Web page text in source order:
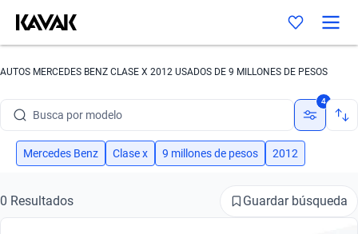
AUTOS MERCEDES BENZ CLASE X 2012 USADOS DE 9 MILLONES DE PESOS
Busca por modelo
Busca por versión
Busca por marca
4
Mercedes Benz Clase x 9 millones de pesos 2012
0 Resultados Guardar búsqueda